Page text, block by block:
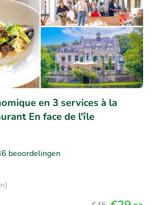
en 3 services à la
En face de l'île
beoordelingen